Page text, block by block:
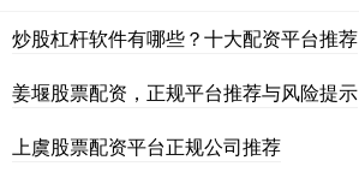
炒股杠杆软件有哪些？十大配资平台推荐
姜堰股票配资，正规平台推荐与风险提示
上虞股票配资平台正规公司推荐